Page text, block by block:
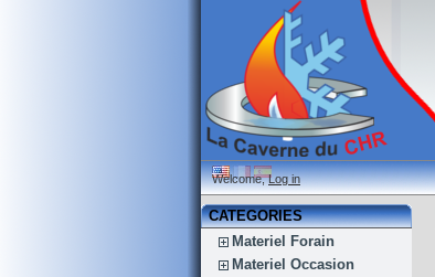
Welcome,Log in
CATEGORIES
Materiel Forain
Materiel Occasion